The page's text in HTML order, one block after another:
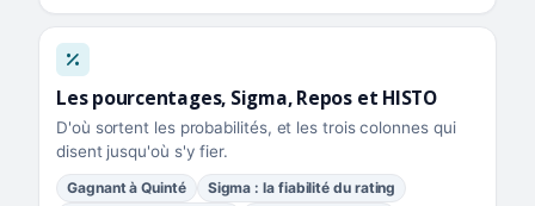
Les pourcentages, Sigma, Repos et HISTO
D'où sortent les probabilités, et les trois colonnes qui
disent jusqu'où s'y fier.
Gagnant à Quinté
Sigma : la fiabilité du rating